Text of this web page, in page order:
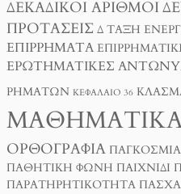
ΔΕΚΑΔΙΚΟΊ ΑΡΙΘΜΟΊ
ΠΡΟΤΆΣΕΙΣ Δ ΤΑΞΗ
ΕΠΙΡΡΉΜΑΤΑ
ΕΡΩΤΗΜΑΤΙΚΈΣ
ΡΗΜΆΤΩΝ ΚΕΦΆΛΑΙΟ 36
ΟΡΘΟΓΡΑΦΊΑ
ΠΑΘΗΤΙΚΉ ΦΩΝΉ ΠΑΙΧΝΊΔΙ
ΠΑΡΑΤΗΡΗΤΙΚΌΤΗΤΑ